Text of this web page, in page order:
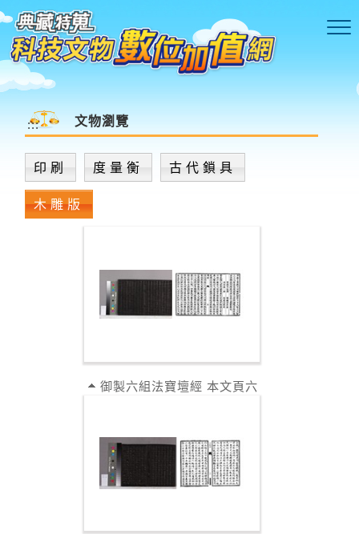
跳到主要內容區塊
::: 文物瀏覽
印刷 度量衡 古代鎖具
木雕版
御製六組法寶壇經 本文頁六